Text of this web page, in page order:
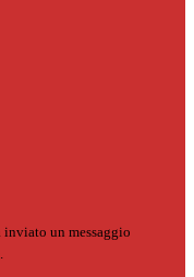
inviato un messaggio